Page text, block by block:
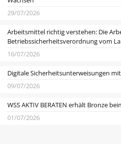
29/07/2026
Arbeitsmittel richtig verstehen: Die
Betriebssicherheitsverordnung vom
16/07/2026
Digitale Sicherheitsunterweisungen
09/07/2026
WSS AKTIV BERATEN erhält Bronze
01/07/2026